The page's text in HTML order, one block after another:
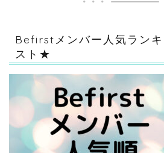
Befirstメンバー人気ラン
スト★